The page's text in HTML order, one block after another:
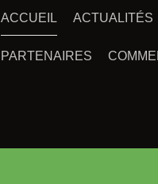
ACCUEIL ACTUALITÉS
PARTENAIRES